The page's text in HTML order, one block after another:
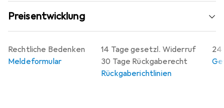
Preisentwicklung
14 Tage gesetzl. Widerruf
30 Tage Rückgaberecht
Rückgaberichtlinien
24
Rechtliche Bedenken
Meldeformular